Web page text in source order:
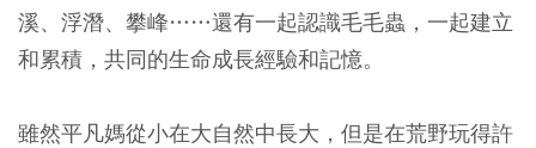
溪、浮潛、攀峰……還有一起認識毛毛蟲，一起建立
和累積，共同的生命成長經驗和記憶。
雖然平凡媽從小在大自然中長大，但是在荒野玩得許